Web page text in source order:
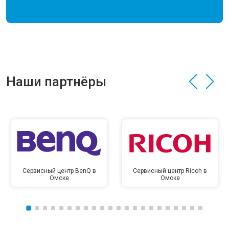
Наши партнёры
Сервисный центр BenQ в
Омске
Сервисный центр Ricoh в
Омске